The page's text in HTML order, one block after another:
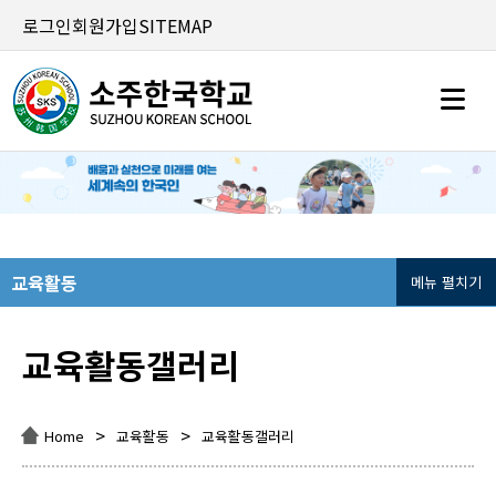
로그인회원가입SITEMAP
교육활동 메뉴 펼치기
교육활동갤러리
Home > 교육활동 > 교육활동갤러리